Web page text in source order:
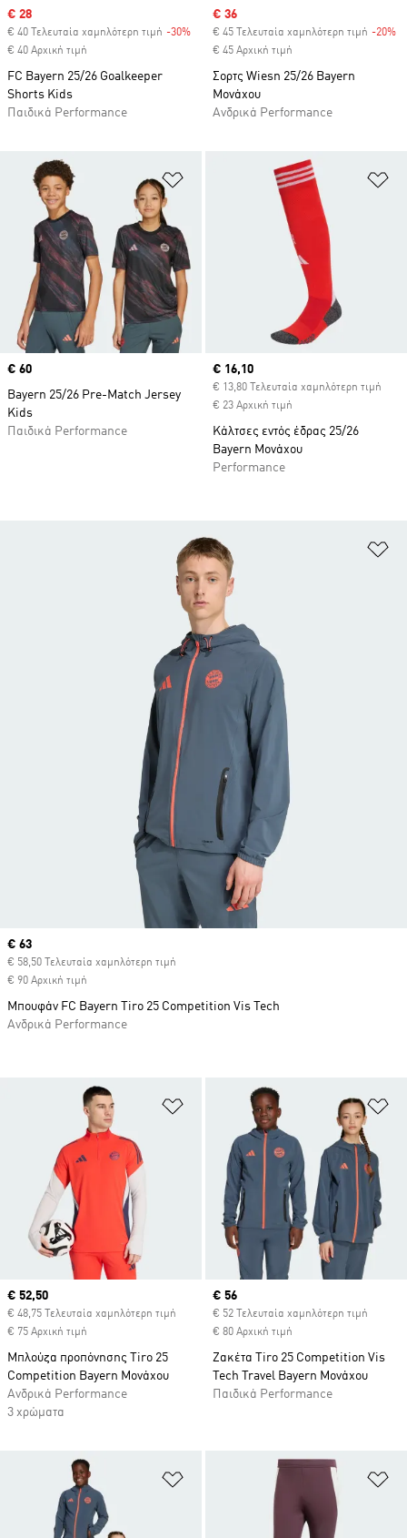
Sale price
€ 28
€ 40 Τελευταία χαμηλότερη τιμή -30% Discount
€ 40 Αρχική τιμή
FC Bayern 25/26 Goalkeeper
Shorts Kids
Παιδικά Performance
Sale price
€ 36
€ 45 Τελευταία χαμηλότερη τιμή -20%
€ 45 Αρχική τιμή
Σορτς Wiesn 25/26 Bayern
Μονάχου
Ανδρικά Performance
Προσθήκη στη Λίστα Επιθυμιών
Price
€ 60
Bayern 25/26 Pre-Match Jersey
Kids
Παιδικά Performance
Current price
€ 16,10
€ 13,80 Τελευταία χαμηλότερη τιμή
€ 23 Αρχική τιμή
Κάλτσες εντός έδρας 25/26
Bayern Μονάχου
Performance
Προσθήκη στη Λίστα Επιθυμιών
Current price
€ 52,50
€ 48,75 Τελευταία χαμηλότερη τιμή
€ 75 Αρχική τιμή
Μπλούζα προπόνησης Tiro 25
Competition Bayern Μονάχου
Ανδρικά Performance
3 χρώματα
Current price
€ 56
€ 52 Τελευταία χαμηλότερη τιμή
€ 80 Αρχική τιμή
Ζακέτα Tiro 25 Competition Vis
Tech Travel Bayern Μονάχου
Παιδικά Performance
Προσθήκη στη Λίστα Επιθυμιών
Current price
€ 63
€ 58,50 Τελευταία χαμηλότερη τιμή
€ 90 Αρχική τιμή
Μπουφάν FC Bayern Tiro 25 Competition Vis Tech
Ανδρικά Performance